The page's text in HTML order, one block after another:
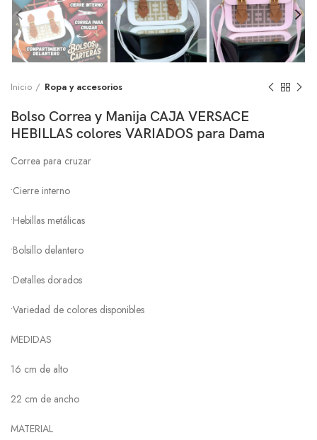
Inicio Ropa y accesorios
Bolso Correa y Manija CAJA VERSACE
HEBILLAS colores VARIADOS para Dama
Correa para cruzar
•Cierre interno
•Hebillas metálicas
•Bolsillo delantero
•Detalles dorados
•Variedad de colores disponibles
MEDIDAS
16 cm de alto
22 cm de ancho
MATERIAL